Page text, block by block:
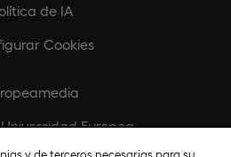
de IA
Cookies
Europea
y de terceros necesarias para su